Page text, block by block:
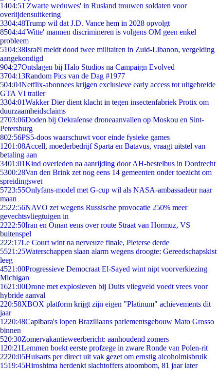
1404:51'Zwarte weduwes' in Rusland trouwen soldaten voor
overlijdensuitkering
3304:48Trump wil dat J.D. Vance hem in 2028 opvolgt
8504:44'Witte' mannen discrimineren is volgens OM geen enkel
probleem
5104:38Israël meldt dood twee militairen in Zuid-Libanon, vergelding
aangekondigd
904:27Ontslagen bij Halo Studios na Campaign Evolved
3704:13Random Pics van de Dag #1977
504:04Netflix-abonnees krijgen exclusieve early access tot uitgebreide
GTA VI trailer
3304:01Wakker Dier dient klacht in tegen insectenfabriek Protix om
duurzaamheidsclaims
2703:06Doden bij Oekraïense droneaanvallen op Moskou en Sint-
Petersburg
802:56PS5-doos waarschuwt voor einde fysieke games
1201:08Accell, moederbedrijf Sparta en Batavus, vraagt uitstel van
betaling aan
3401:01Kind overleden na aanrijding door AH-bestelbus in Dordrecht
5300:28Van den Brink zet nog eens 14 gemeenten onder toezicht om
spreidingswet
5723:55Onlyfans-model met G-cup wil als NASA-ambassadeur naar
maan
2522:56NAVO zet wegens Russische provocatie 250% meer
gevechtsvliegtuigen in
2222:50Iran en Oman eens over route Straat van Hormuz, VS
buitenspel
222:17Le Court wint na nerveuze finale, Pieterse derde
5521:25Waterschappen slaan alarm wegens droogte: Gereedschapskist
leeg
4521:00Progressieve Democraat El-Sayed wint nipt voorverkiezing
Michigan
1621:00Drone met explosieven bij Duits vliegveld voedt vrees voor
hybride aanval
220:58XBOX platform krijgt zijn eigen "Platinum" achievements dit
jaar
1220:48Capibara's lopen Braziliaans parlementsgebouw Mato Grosso
binnen
520:30Zomervakantieweerbericht: aanhoudend zomers
1 20:21Lemmen boekt eerste profzege in zware Ronde van Polen-rit
2220:05Huisarts per direct uit vak gezet om ernstig alcoholmisbruik
1519:45Hiroshima herdenkt slachtoffers atoombom, 81 jaar later